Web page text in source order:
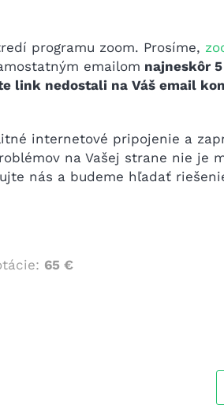
programu zoom. Prosíme,
emailom najneskôr
link nedostali na Váš email
internetové pripojenie a
na Vašej strane nie je
nás a budeme hľadať
65 €